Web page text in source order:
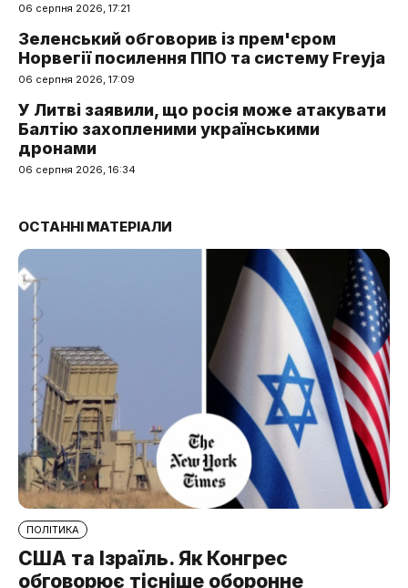
06 серпня 2026, 17:21
Зеленський обговорив із прем'єром
Норвегії посилення ППО та систему Freyja
06 серпня 2026, 17:09
У Литві заявили, що росія може атакувати
Балтію захопленими українськими
дронами
06 серпня 2026, 16:34
ОСТАННІ МАТЕРІАЛИ
ПОЛІТИКА
США та Ізраїль. Як Конгрес
обговорює тісніше оборонне